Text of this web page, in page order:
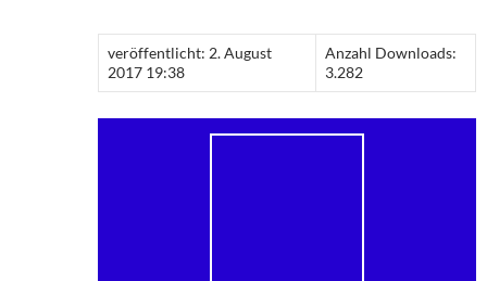
veröffentlicht: 2. August
2017 19:38
Anzahl Downloads:
3.282